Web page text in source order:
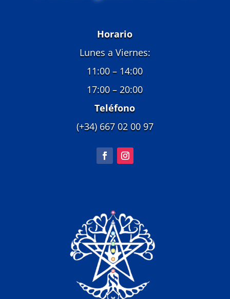
Horario
Lunes a Viernes:
11:00 – 14:00
17:00 – 20:00
Teléfono
(+34) 667 02 00 97